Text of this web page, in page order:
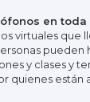
en toda
virtuales que
pueden
y clases y
quienes están